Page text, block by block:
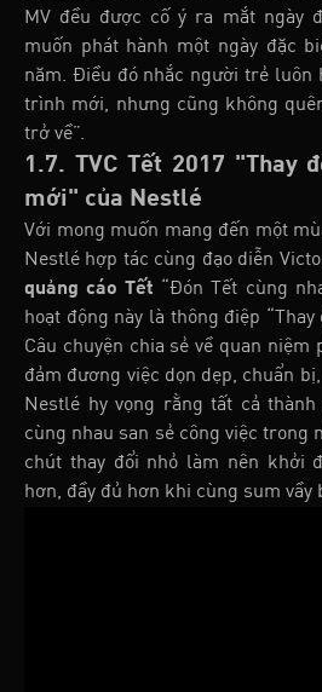
MV đều được cố ý ra mắt ngày
muốn phát hành một ngày đặc
năm. Điều đó nhắc người trẻ luôn
trình mới, nhưng cũng không
trở về”.
1.7. TVC Tết 2017 "Thay
mới" của Nestlé
Với mong muốn mang đến một
Nestlé hợp tác cùng đạo diễn
quảng cáo Tết “Đón Tết cùng
hoạt động này là thông điệp
Câu chuyện chia sẻ về quan
đảm đương việc dọn dẹp, chuẩn
Nestlé hy vọng rằng tất cả
cùng nhau san sẻ công việc trong
chút thay đổi nhỏ làm nên khởi
hơn, đầy đủ hơn khi cùng sum vầy